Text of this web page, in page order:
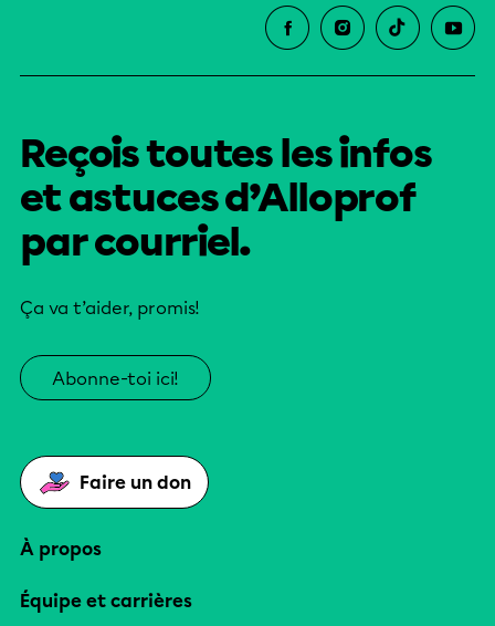
Reçois toutes les infos
et astuces d’Alloprof
par courriel.
Ça va t’aider, promis!
Abonne-toi ici!
Faire un don
À propos
Équipe et carrières